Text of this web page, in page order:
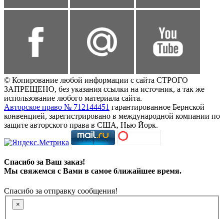
© Копирование любой информации с сайта СТРОГО
ЗАПРЕЩЕНО, без указания ссылки на источник, а так же
использование любого материала сайта.
Авторское право № 712144451 гарантированное Бернской
конвенцией, зарегистрировано в международной компании по
защите авторского права в США, Нью Йорк.
Спасибо за Ваш заказ!
Мы свяжемся с Вами в самое ближайшее время.
Спасибо за отправку сообщения!
×